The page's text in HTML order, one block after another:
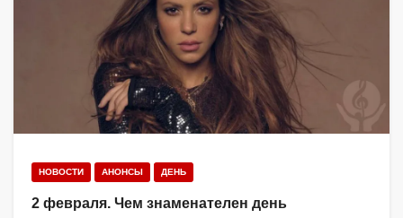
НОВОСТИ АНОНСЫ ДЕНЬ
2 февраля. Чем знаменателен день